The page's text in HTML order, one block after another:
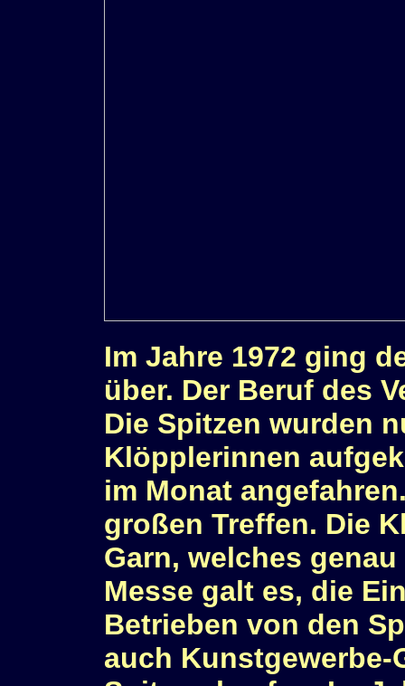
Im Jahre 1972 ging
über. Der Beruf des
Die Spitzen wurden
Klöpplerinnen
im Monat
großen Treffen. Die
Garn, welches
Messe galt es, die
Betrieben von den
auch